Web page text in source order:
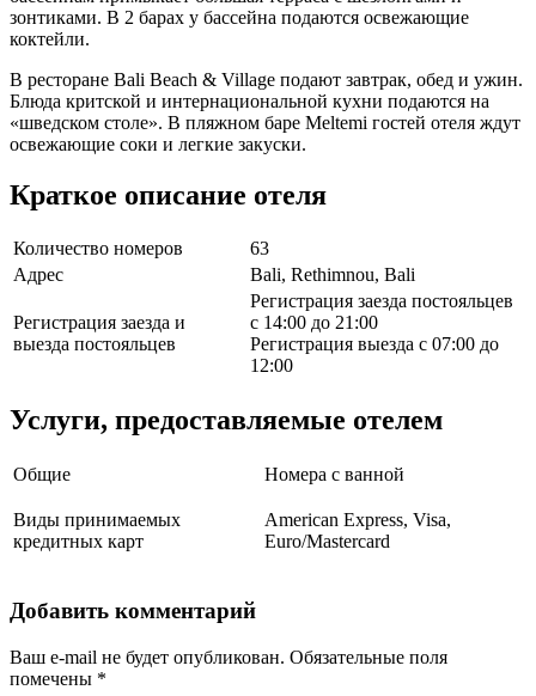
зонтиками. В 2 барах у бассейна подаются освежающие
коктейли.
В ресторане Bali Beach & Village подают завтрак, обед и ужин.
Блюда критской и интернациональной кухни подаются на
«шведском столе». В пляжном баре Meltemi гостей отеля ждут
освежающие соки и легкие закуски.
Краткое описание отеля
Количество номеров
63
Адрес
Bali, Rethimnou, Bali
Регистрация заезда и
выезда постояльцев
Регистрация заезда постояльцев
с 14:00 до 21:00
Регистрация выезда с 07:00 до
12:00
Услуги, предоставляемые отелем
Общие Номера с ванной
Виды принимаемых
кредитных карт
American Express, Visa,
Euro/Mastercard
Добавить комментарий
Ваш e-mail не будет опубликован. Обязательные поля
помечены *